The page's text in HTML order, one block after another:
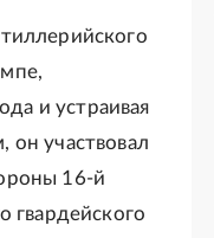
и устраивая
он участвовал
16-й
гвардейского